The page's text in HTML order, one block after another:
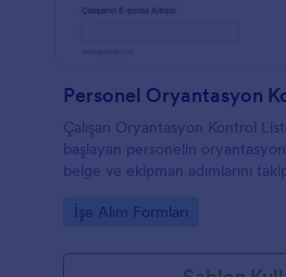
Çalışan Oryantasyon Kontrol
başlayan personelin
belge ve ekipman adımlarını
toplama çözümüdür.
Go to Category:
İşe Alım Formları